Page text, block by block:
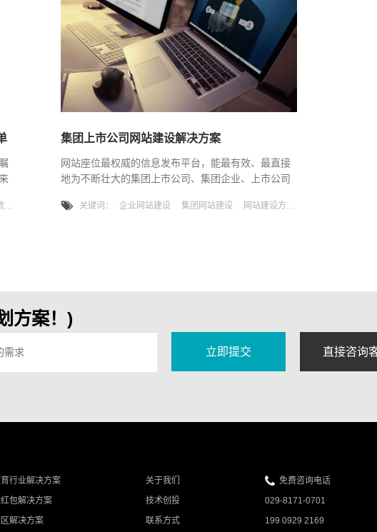
一，设计需要简洁大方，首页
集团上市公司网站建设解决方案
网站座位最权威的信息发布平台，能最有效、最直接
地为不断壮大的集团上市公司、集团企业、上市公司
者、应聘者、消费者和供应商等目标人群并与他们进
关键词： 企业网站建设 集团网站建设 网站建设方案
方案！)
行业解决方案
包解决方案
区解决方案
关于我们
技术创投
联系方式
免费咨询电话
029-8171-0701
199 0929 2169